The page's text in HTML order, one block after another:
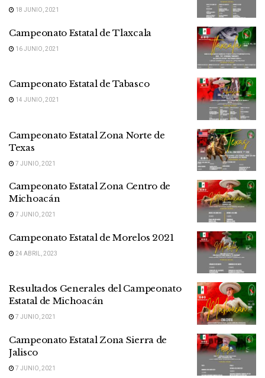
18 JUNIO, 2021
Campeonato Estatal de Tlaxcala
16 JUNIO, 2021
Campeonato Estatal de Tabasco
14 JUNIO, 2021
Campeonato Estatal Zona Norte de
Texas
7 JUNIO, 2021
Campeonato Estatal Zona Centro de
Michoacán
7 JUNIO, 2021
Campeonato Estatal de Morelos 2021
24 ABRIL, 2023
Resultados Generales del Campeonato
Estatal de Michoacán
7 JUNIO, 2021
Campeonato Estatal Zona Sierra de
Jalisco
7 JUNIO, 2021